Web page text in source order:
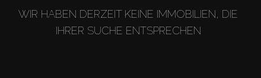
WIR HABEN DERZEIT KEINE IMMOBILIEN, DIE
IHRER SUCHE ENTSPRECHEN